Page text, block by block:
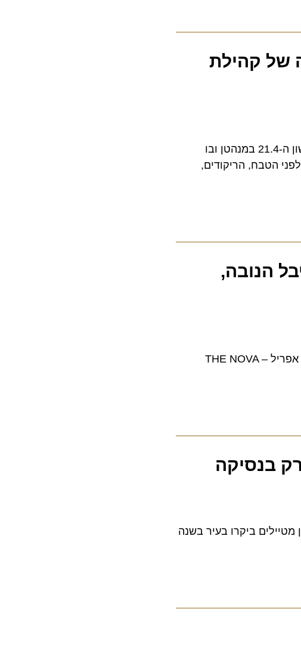
של קהילת
מיצג הזיכרון וההנצחה הגיע לניו יורק והוא צפוי להיפתח לציבור הרחב ביום ראשון ה-21.4 במנהטן ובו
הטבח, הריקודים,
הנובה,
לראשונה, 06:29 מיצג הזיכרון וההנצחה של קהילת הנובה, יגיע לניו יורק בחודש אפריל – THE NOVA
בנסיקה
הגדול זינקה ב-71%. למעלה מ-56 מיליון מטיילים ביקרו בעיר בשנה